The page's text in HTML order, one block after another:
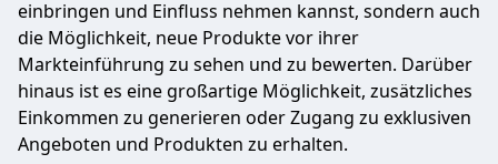
einbringen und Einfluss nehmen kannst, sondern auch
die Möglichkeit, neue Produkte vor ihrer
Markteinführung zu sehen und zu bewerten. Darüber
hinaus ist es eine großartige Möglichkeit, zusätzliches
Einkommen zu generieren oder Zugang zu exklusiven
Angeboten und Produkten zu erhalten.